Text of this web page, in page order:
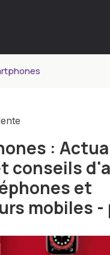
:
conseils
et
mobiles -